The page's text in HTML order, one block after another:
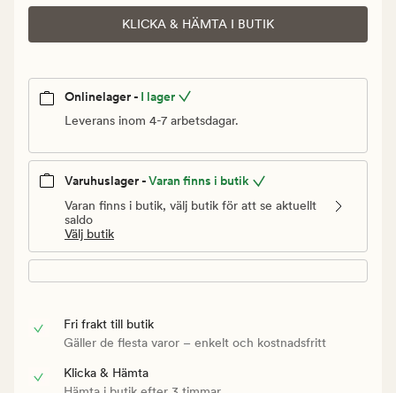
KLICKA & HÄMTA I BUTIK
Onlinelager - I lager
Leverans inom 4-7 arbetsdagar.
Varuhuslager -Varan finns i butik
Varan finns i butik, välj butik för att se aktuellt
saldo
Välj butik
Fri frakt till butik
Gäller de flesta varor – enkelt och kostnadsfritt
Klicka & Hämta